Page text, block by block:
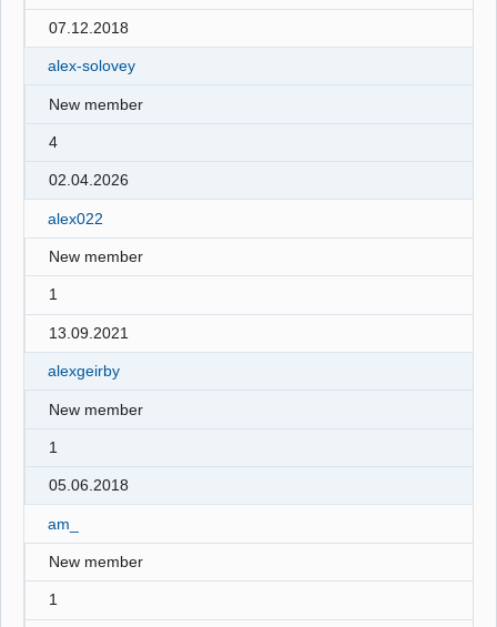
07.12.2018
alex-solovey
New member
4
02.04.2026
alex022
New member
1
13.09.2021
alexgeirby
New member
1
05.06.2018
am_
New member
1